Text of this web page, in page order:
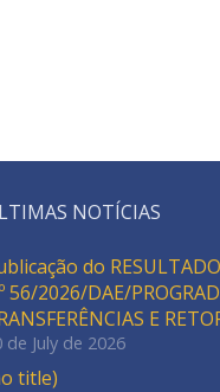
NOTÍCIAS
do
56/2026/DAE/
E
de July de 2026
title)